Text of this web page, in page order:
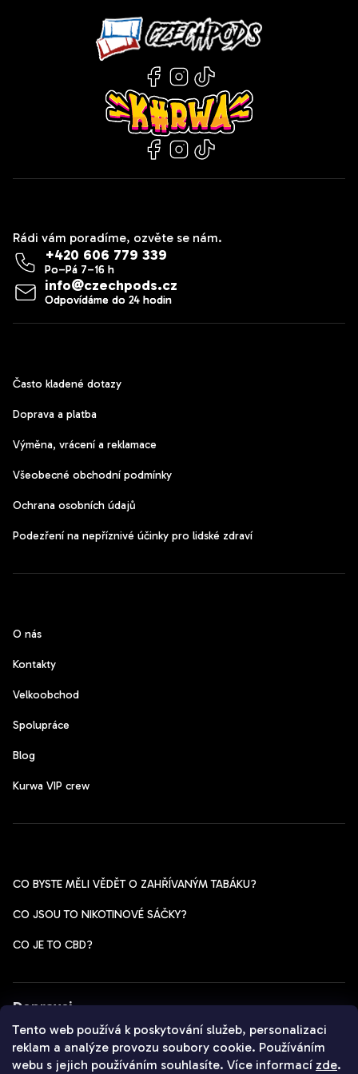
Tento web používá k poskytování služeb, personalizaci
reklam a analýze provozu soubory cookie. Používáním
webu s jejich používáním souhlasíte. Více informací zde.
Rádi vám poradíme, ozvěte se nám.
info@czechpods.cz
+420 606 779 339
Často kladené dotazy
Doprava a platba
Výměna, vrácení a reklamace
Všeobecné obchodní podmínky
Ochrana osobních údajů
Podezření na nepříznivé účinky pro lidské zdraví
O nás
Kontakty
Velkoobchod
Spolupráce
Blog
Kurwa VIP crew
CO BYSTE MĚLI VĚDĚT O ZAHŘÍVANÝM TABÁKU?
CO JSOU TO NIKOTINOVÉ SÁČKY?
CO JE TO CBD?
Dopravci